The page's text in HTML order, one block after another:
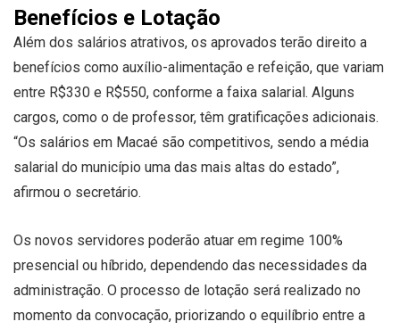
Benefícios e Lotação
Além dos salários atrativos, os aprovados terão direito a
benefícios como auxílio-alimentação e refeição, que variam
entre R$330 e R$550, conforme a faixa salarial. Alguns
cargos, como o de professor, têm gratificações adicionais.
“Os salários em Macaé são competitivos, sendo a média
salarial do município uma das mais altas do estado”,
afirmou o secretário.
Os novos servidores poderão atuar em regime 100%
presencial ou híbrido, dependendo das necessidades da
administração. O processo de lotação será realizado no
momento da convocação, priorizando o equilíbrio entre a